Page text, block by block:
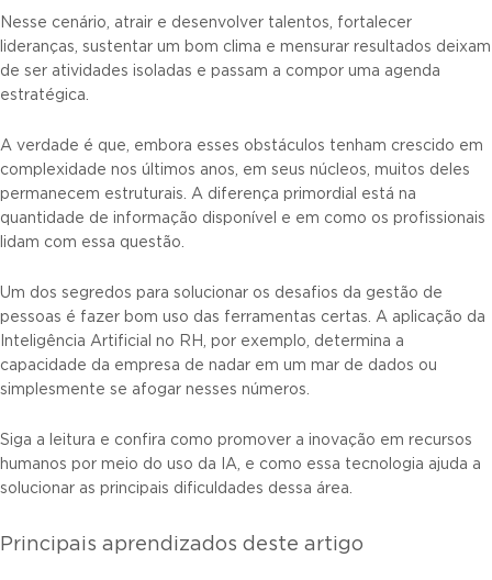
Nesse cenário, atrair e desenvolver talentos, fortalecer
lideranças, sustentar um bom clima e mensurar resultados deixam
de ser atividades isoladas e passam a compor uma agenda
estratégica.
A verdade é que, embora esses obstáculos tenham crescido em
complexidade nos últimos anos, em seus núcleos, muitos deles
permanecem estruturais. A diferença primordial está na
quantidade de informação disponível e em como os profissionais
lidam com essa questão.
Um dos segredos para solucionar os desafios da gestão de
pessoas é fazer bom uso das ferramentas certas. A aplicação da
Inteligência Artificial no RH, por exemplo, determina a
capacidade da empresa de nadar em um mar de dados ou
simplesmente se afogar nesses números.
Siga a leitura e confira como promover a inovação em recursos
humanos por meio do uso da IA, e como essa tecnologia ajuda a
solucionar as principais dificuldades dessa área.
Principais aprendizados deste artigo